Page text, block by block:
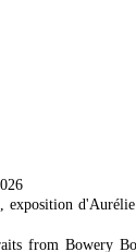
exposition
from Bowery